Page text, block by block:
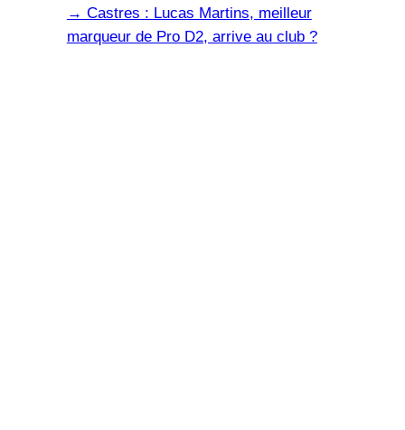
→ Castres : Lucas Martins, meilleur
marqueur de Pro D2, arrive au club ?